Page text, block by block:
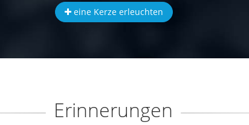
eine Kerze erleuchten
Erinnerungen